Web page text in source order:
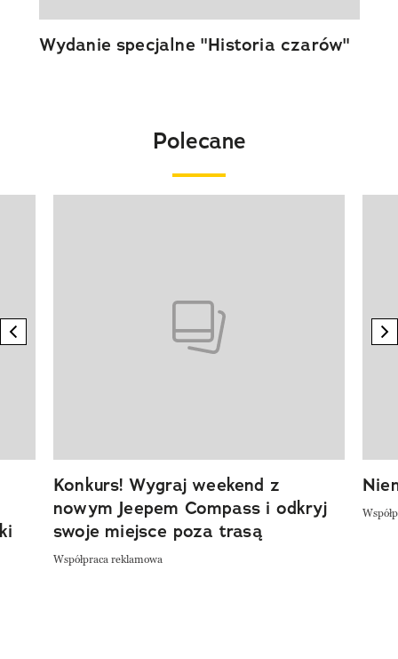
Wydanie specjalne "Historia czarów"
Polecane
previous element
Konkurs! Wygraj weekend z
nowym Jeepem Compass i odkryj
swoje miejsce poza trasą
Współpraca reklamowa